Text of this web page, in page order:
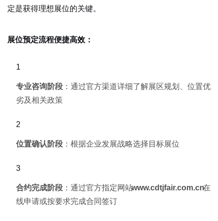
定是获得理想展位的关键。
展位预定流程便捷高效：
专业咨询阶段 ：通过官方渠道详细了解展区规划、位置优
劣及相关政策
位置确认阶段 ：根据企业发展战略选择目标展位
合约完成阶段 ：通过官方指定网站www.cdtjfair.com.cn在
线申请或按要求完成合同签订